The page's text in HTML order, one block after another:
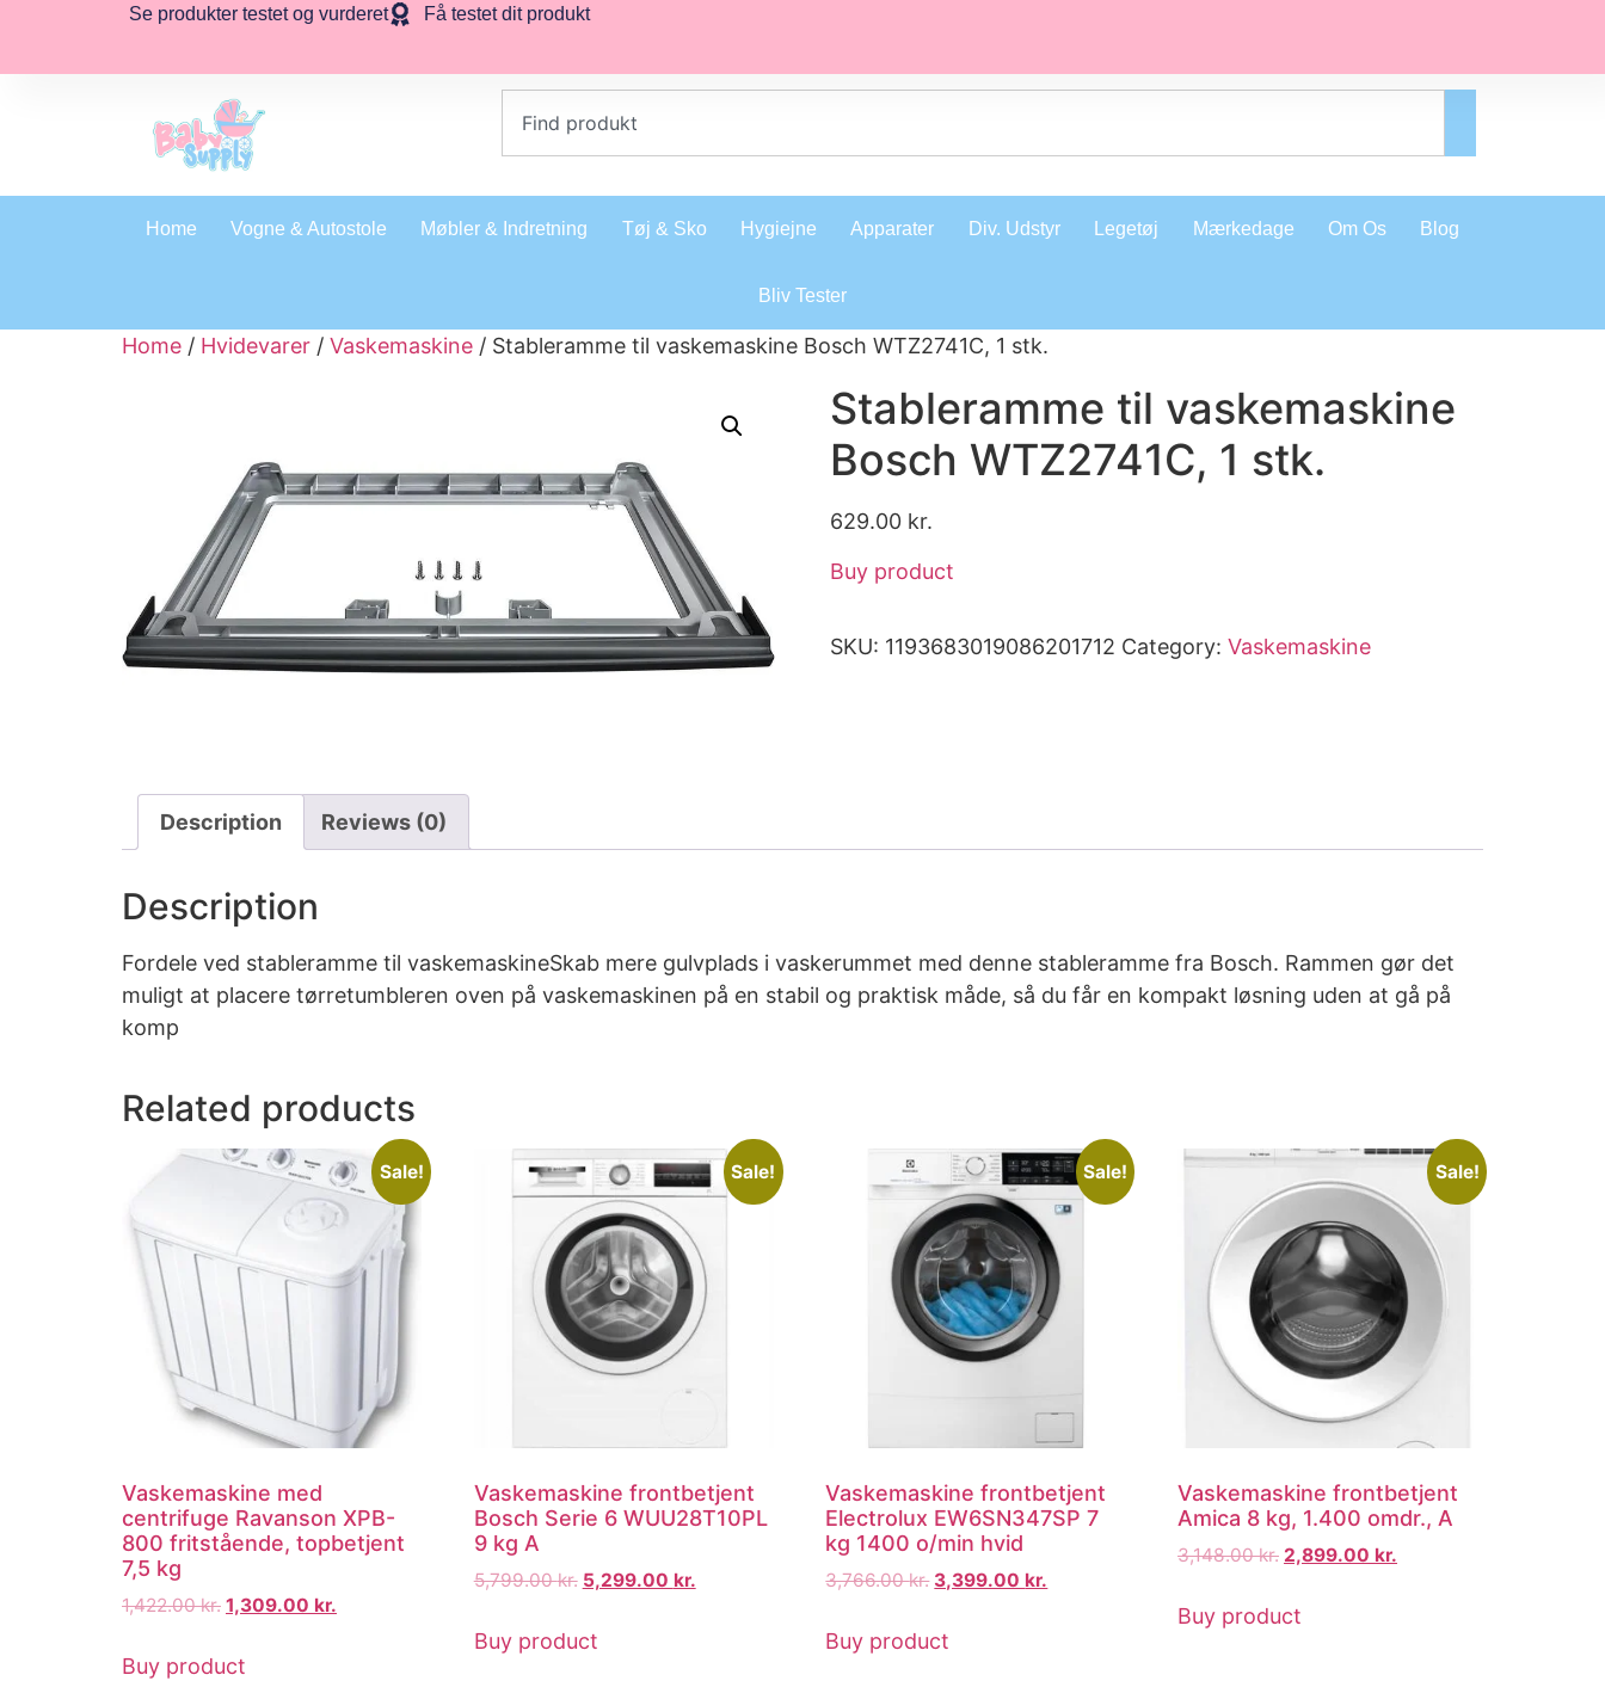
Se produkter testet og vurderet Få testet dit produkt
Home Vogne & Autostole Møbler & Indretning Tøj & Sko Hygiejne Apparater Div. Udstyr Legetøj Mærkedage Om Os Blog
Bliv Tester
Home / Hvidevarer / Vaskemaskine / Stableramme til vaskemaskine Bosch WTZ2741C, 1 stk.
Stableramme til vaskemaskine
Bosch WTZ2741C, 1 stk.
629.00 kr.
Buy product
SKU: 1193683019086201712 Category: Vaskemaskine
Description Reviews (0)
Description
Fordele ved stableramme til vaskemaskineSkab mere gulvplads i vaskerummet med denne stableramme fra Bosch. Rammen gør det
muligt at placere tørretumbleren oven på vaskemaskinen på en stabil og praktisk måde, så du får en kompakt løsning uden at gå på
komp
Related products
Sale!
Vaskemaskine med
centrifuge Ravanson XPB-
800 fritstående, topbetjent
7,5 kg
1,422.00kr. 1,309.00 kr.
Buy product
Sale!
Vaskemaskine frontbetjent
Bosch Serie 6 WUU28T10PL
9 kg A
5,799.00kr. 5,299.00 kr.
Buy product
Sale!
Vaskemaskine frontbetjent
Electrolux EW6SN347SP 7
kg 1400 o/min hvid
3,766.00kr. 3,399.00 kr.
Buy product
Sale!
Vaskemaskine frontbetjent
Amica 8 kg, 1.400 omdr., A
3,148.00kr. 2,899.00 kr.
Buy product